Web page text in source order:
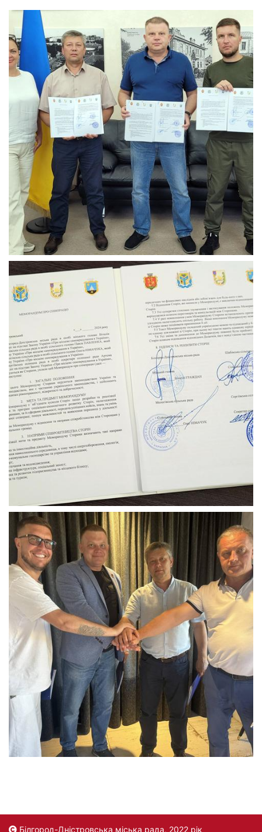
Білгород-Дністровська міська рада, 2022 рік